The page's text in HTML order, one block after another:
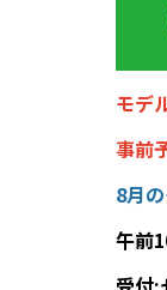
モデ
事前
8月
午前